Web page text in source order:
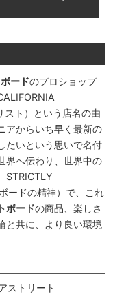
ードのプロショップ
スト）という店名の由
アからいち早く最新の
たいという思いで名付
界へ伝わり、世界中の
STRICTLY
ードの精神）で、これ
ボードの商品、楽しさ
と共に、より良い環境
ストリート